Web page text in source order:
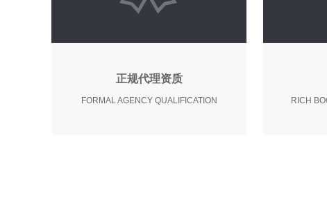
正规代理资质
FORMAL AGENCY QUALIFICATION RICH